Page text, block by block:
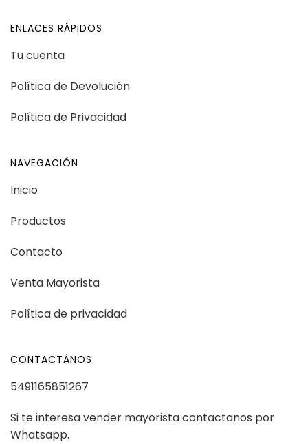
ENLACES RÁPIDOS
Tu cuenta
Política de Devolución
Política de Privacidad
NAVEGACIÓN
Inicio
Productos
Contacto
Venta Mayorista
Política de privacidad
CONTACTÁNOS
5491165851267
Si te interesa vender mayorista contactanos por
Whatsapp.